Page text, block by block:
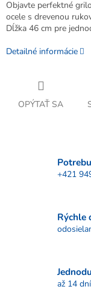
Objavte perfektné
ocele s drevenou
Dĺžka 46 cm pre
Detailné informácie
OPÝTAŤ SA
+421
Rýchle
až 14